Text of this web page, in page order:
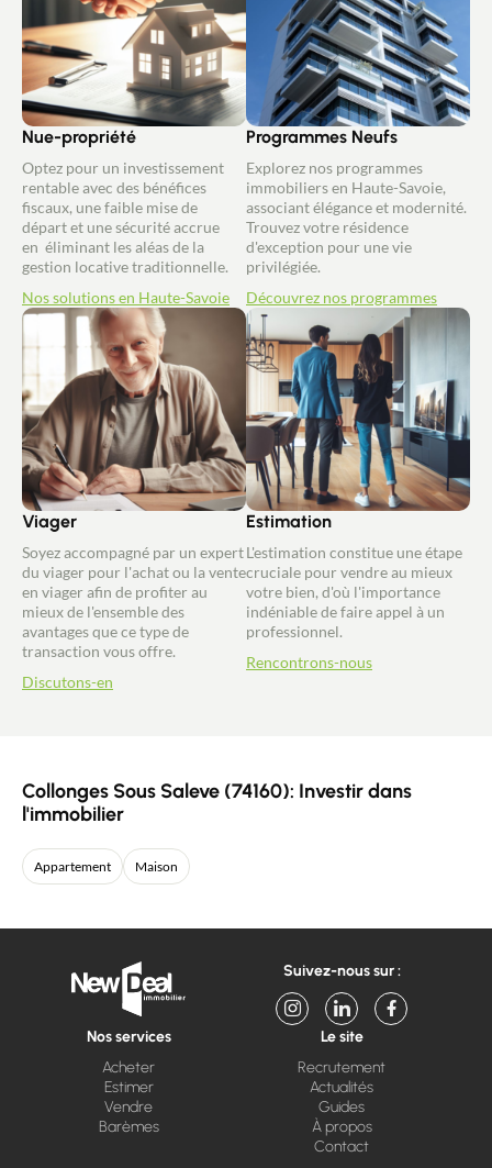
Nue-propriété
Optez pour un investissement
rentable avec des bénéfices
fiscaux, une faible mise de
départ et une sécurité accrue
en éliminant les aléas de la
gestion locative traditionnelle.
Nos solutions en Haute-Savoie
Viager
Soyez accompagné par un expert
du viager pour l'achat ou la vente
en viager afin de profiter au
mieux de l'ensemble des
avantages que ce type de
transaction vous offre.
Discutons-en
Programmes Neufs
Explorez nos programmes
immobiliers en Haute-Savoie,
associant élégance et modernité.
Trouvez votre résidence
d'exception pour une vie
privilégiée.
Découvrez nos programmes
Estimation
L'estimation constitue une étape
cruciale pour vendre au mieux
votre bien, d'où l'importance
indéniable de faire appel à un
professionnel.
Rencontrons-nous
Collonges Sous Saleve (74160): Investir dans
l'immobilier
Appartement Maison
Suivez-nous sur :
Nos services
Acheter
Estimer
Vendre
Barèmes
Le site
Recrutement
Actualités
Guides
À propos
Contact